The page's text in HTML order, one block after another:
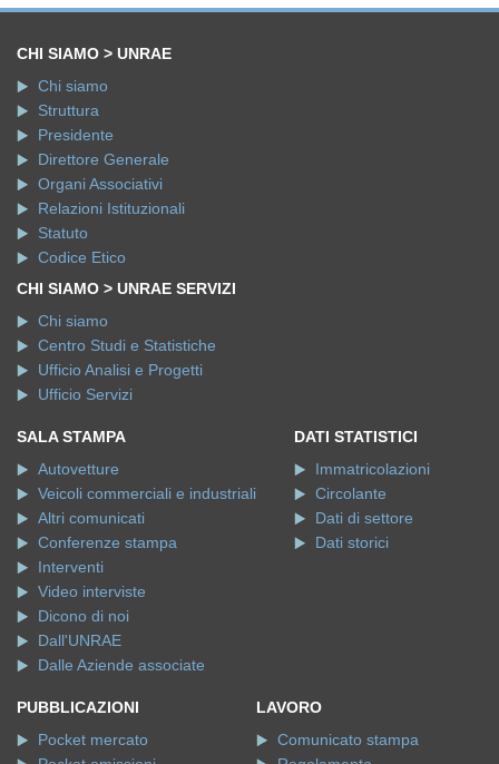
CHI SIAMO > UNRAE
Chi siamo
Struttura
Presidente
Direttore Generale
Organi Associativi
Relazioni Istituzionali
Statuto
Codice Etico
CHI SIAMO > UNRAE SERVIZI
Chi siamo
Centro Studi e Statistiche
Ufficio Analisi e Progetti
Ufficio Servizi
SALA STAMPA
Autovetture
Veicoli commerciali e industriali
Altri comunicati
Conferenze stampa
Interventi
Video interviste
Dicono di noi
Dall'UNRAE
Dalle Aziende associate
DATI STATISTICI
Immatricolazioni
Circolante
Dati di settore
Dati storici
PUBBLICAZIONI
Pocket mercato
LAVORO
Comunicato stampa